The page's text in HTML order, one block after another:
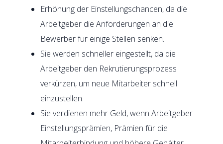
Erhöhung der Einstellungschancen, da die
Arbeitgeber die Anforderungen an die
Bewerber für einige Stellen senken.
Sie werden schneller eingestellt, da die
Arbeitgeber den Rekrutierungsprozess
verkürzen, um neue Mitarbeiter schnell
einzustellen.
Sie verdienen mehr Geld, wenn Arbeitgeber
Einstellungsprämien, Prämien für die